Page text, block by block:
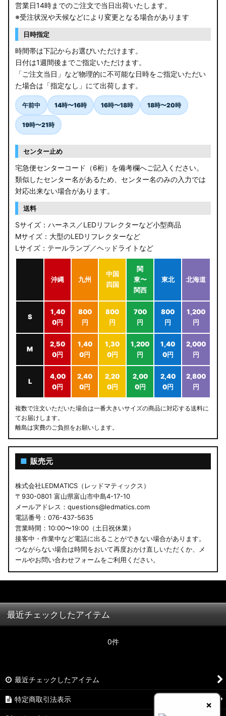
営業日14時までのご注文で当日出荷いたします。
※受注状況や天候などにより変更となる場合があります
日時指定
時間帯は下記からお選びいただけます。
日付は1週間後までご指定いただけます。
「ご注文当日」など物理的に不可能な日時をご指定いただい
た場合は「指定なし」にて出荷します。
午前中 14時〜16時 16時〜18時 18時〜20時
19時〜21時
センター止め
宅急便センターコード（6桁）を備考欄へご記入ください。
類似したセンター名があるため、センター名のみの入力では
対応出来ない場合があります。
送料
Sサイズ：ハーネス／LEDリフレクターなど小型商品
Mサイズ：大型のLEDリフレクターなど
Lサイズ：テールランプ／ヘッドライトなど
沖縄 九州
中国
四国
関
東〜
関西
東北 北海道
S
1,40
0円
800
円
800
円
700
円
800
円
1,200
円
M
2,50
0円
1,40
0円
1,30
0円
1,200
円
1,40
0円
2,000
円
L
4,00
0円
2,40
0円
2,20
0円
2,00
0円
2,40
0円
2,800
円
複数で注文いただいた場合は一番大きいサイズの商品に対応する送料に
てお届けします。
離島は実費のご負担をお願いします。
■ 販売元
株式会社LEDMATICS（レッドマティックス）
〒930-0801 富山県富山市中島4-17-10
メールアドレス：questions@ledmatics.com
電話番号：076-437-5635
営業時間：10:00〜19:00（土日祝休業）
接客中・作業中など電話に出ることができない場合があります。
つながらない場合は時間をおいて再度おかけ直しいただくか、メ
ールやお問い合わせフォームをご利用ください。
×
最近チェックしたアイテム
0件
最近チェックしたアイテム
特定商取引法表示